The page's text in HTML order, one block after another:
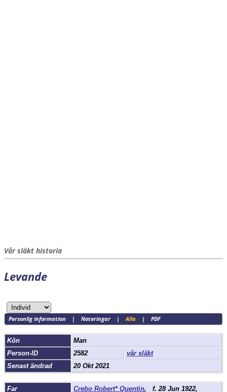
Vår släkt historia
Levande
Personlig information | Noteringar|Alla| PDF
Kön
Man
Person-ID
2582
vår släkt
Senast ändrad
20 Okt 2021
Far Crebo Robert* Quentin, f. 28 Jun 1922,